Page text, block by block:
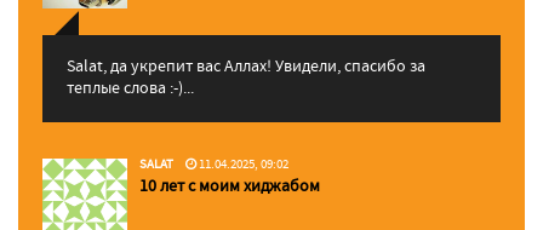
Salat, да укрепит вас Аллаx! Увидели, спасибо за
теплые слова :-)...
SALAT 11.04.2025, 09:02
10 лет с моим хиджабом